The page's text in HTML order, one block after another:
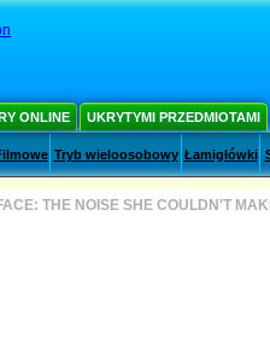
ONLINE UKRYTYMI PRZEDMIOTAMI
Tryb wieloosobowy Łamigłówki
THE NOISE SHE COULDN'T